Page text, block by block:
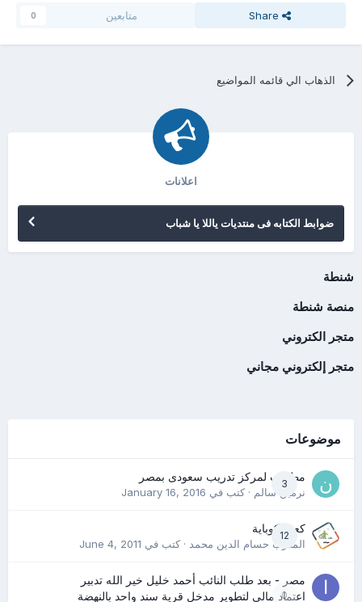
Share متابعين 0
الذهاب الي قائمه المواضيع
اعلانات
ضوابط الكتابه فى منتديات ياللا يا شباب
شنطة
منصة شنطة
متجر الكتروني
متجر إلكتروني مجاني
موضوعات
3
مطلوب لمركز تدريب سعودى بمصر
نرمين سالم· كتب في January 16, 2016
12
كعب كوباية
المدرب حسام الدين محمد· كتب في June 4, 2011
0
مصر - بعد طلب النائب أحمد خليل خير الله تدبير
اعتماد مالي لتطوير مدخل قرية سند واحد بالنهضة